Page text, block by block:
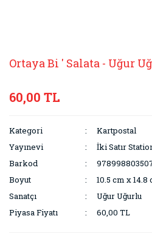
Ortaya Bi ' Salata - Uğur
60,00 TL
Kategori
Kartpostal
Yayınevi
İki Satır
Barkod
Boyut
10.5 cm x 14.8
Sanatçı
Uğur Uğurlu
Piyasa Fiyatı
60,00 TL